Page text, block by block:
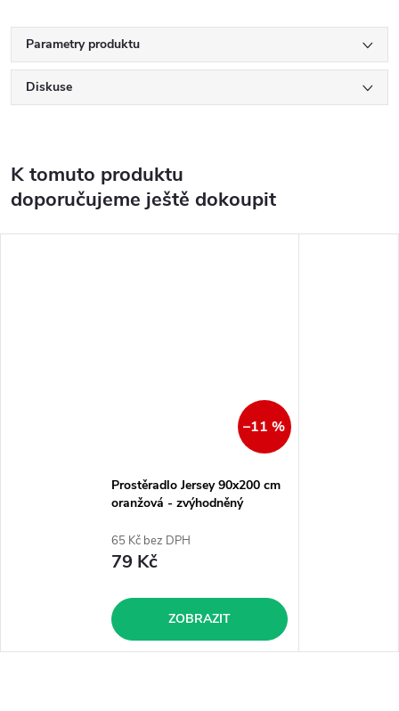
Parametry produktu
Diskuse
K tomuto produktu
doporučujeme ještě dokoupit
–11 %
Prostěradlo Jersey 90x200 cm
oranžová - zvýhodněný
65 Kč bez DPH
79 Kč
ZOBRAZIT